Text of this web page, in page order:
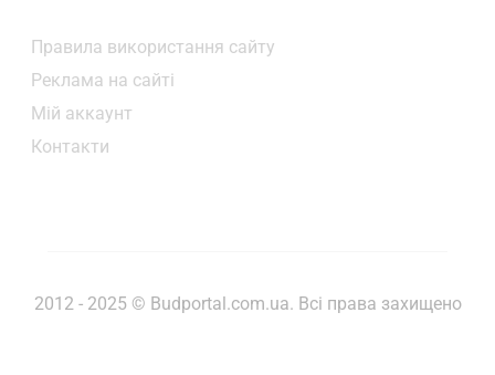
Правила використання сайту
Реклама на сайті
Мій аккаунт
Контакти
2012 - 2025 © Budportal.com.ua. Всі права захищено